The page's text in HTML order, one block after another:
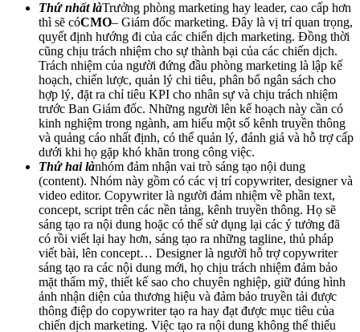
Thứ nhất làTrưởng phòng marketing hay leader, cao cấp hơn
thì sẽ cóCMO– Giám đốc marketing. Đây là vị trí quan trọng,
quyết định hướng đi của các chiến dịch marketing. Đồng thời
cũng chịu trách nhiệm cho sự thành bại của các chiến dịch.
Trách nhiệm của người đứng đầu phòng marketing là lập kế
hoạch, chiến lược, quản lý chi tiêu, phân bổ ngân sách cho
hợp lý, đặt ra chỉ tiêu KPI cho nhân sự và chịu trách nhiệm
trước Ban Giám đốc. Những người lên kế hoạch này cần có
kinh nghiệm trong ngành, am hiểu một số kênh truyền thông
và quảng cáo nhất định, có thể quản lý, đánh giá và hỗ trợ cấp
dưới khi họ gặp khó khăn trong công việc.
Thứ hai lànhóm đảm nhận vai trò sáng tạo nội dung
(content). Nhóm này gồm có các vị trí copywriter, designer và
video editor. Copywriter là người đảm nhiệm về phần text,
concept, script trên các nền tảng, kênh truyền thông. Họ sẽ
sáng tạo ra nội dung hoặc có thể sử dụng lại các ý tưởng đã
có rồi viết lại hay hơn, sáng tạo ra những tagline, thủ pháp
viết bài, lên concept… Designer là người hỗ trợ copywriter
sáng tạo ra các nội dung mới, họ chịu trách nhiệm đảm bảo
mặt thẩm mỹ, thiết kế sao cho chuyên nghiệp, giữ đúng hình
ảnh nhận diện của thương hiệu và đảm bảo truyền tải được
thông điệp do copywriter tạo ra hay đạt được mục tiêu của
chiến dịch marketing. Việc tạo ra nội dung không thể thiếu